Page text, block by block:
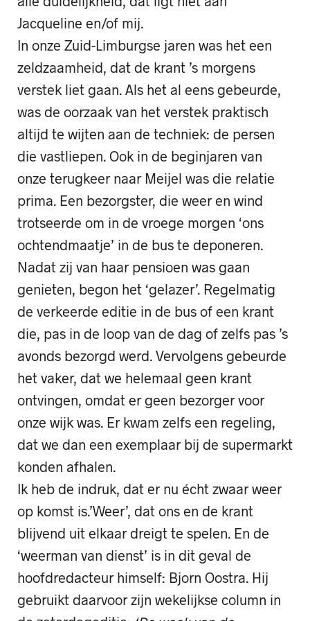
Jacqueline en/of mij.
In onze Zuid-Limburgse jaren was het een
zeldzaamheid, dat de krant ’s morgens
verstek liet gaan. Als het al eens gebeurde,
was de oorzaak van het verstek praktisch
altijd te wijten aan de techniek: de persen
die vastliepen. Ook in de beginjaren van
onze terugkeer naar Meijel was die relatie
prima. Een bezorgster, die weer en wind
trotseerde om in de vroege morgen ‘ons
ochtendmaatje’ in de bus te deponeren.
Nadat zij van haar pensioen was gaan
genieten, begon het ‘gelazer’. Regelmatig
de verkeerde editie in de bus of een krant
die, pas in de loop van de dag of zelfs pas ’s
avonds bezorgd werd. Vervolgens gebeurde
het vaker, dat we helemaal geen krant
ontvingen, omdat er geen bezorger voor
onze wijk was. Er kwam zelfs een regeling,
dat we dan een exemplaar bij de supermarkt
konden afhalen.
Ik heb de indruk, dat er nu écht zwaar weer
op komst is.’Weer’, dat ons en de krant
blijvend uit elkaar dreigt te spelen. En de
‘weerman van dienst’ is in dit geval de
hoofdredacteur himself: Bjorn Oostra. Hij
gebruikt daarvoor zijn wekelijkse column in